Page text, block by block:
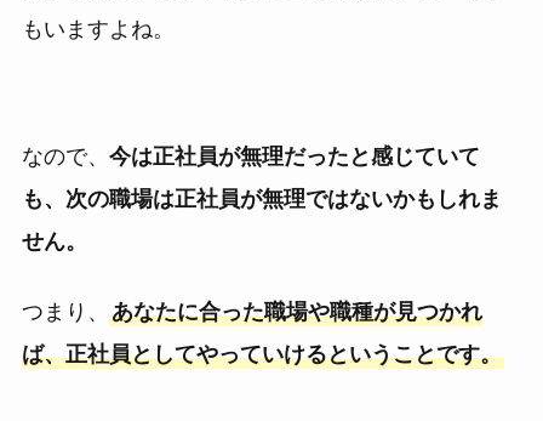
もいますよね。
なので、 今は正社員が無理だったと感じていて
も、次の職場は正社員が無理ではないかもしれま
せん。
つまり、 あなたに合った職場や職種が見つかれ
ば、正社員としてやっていけるということです。